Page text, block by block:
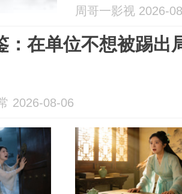
周哥一影视 2026-
：在单位不想被踢出
2026-08-06